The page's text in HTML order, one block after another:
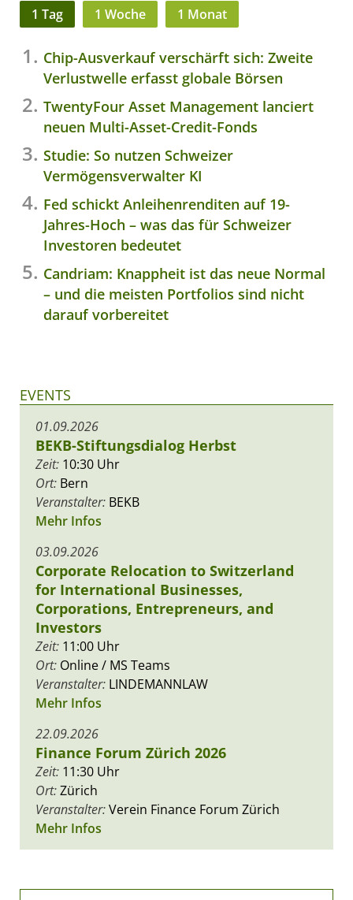
1 Tag 1 Woche 1 Monat
Chip-Ausverkauf verschärft sich: Zweite
Verlustwelle erfasst globale Börsen
TwentyFour Asset Management lanciert
neuen Multi-Asset-Credit-Fonds
Studie: So nutzen Schweizer
Vermögensverwalter KI
Fed schickt Anleihenrenditen auf 19-
Jahres-Hoch – was das für Schweizer
Investoren bedeutet
Candriam: Knappheit ist das neue Normal
– und die meisten Portfolios sind nicht
darauf vorbereitet
EVENTS
01.09.2026
BEKB-Stiftungsdialog Herbst
Zeit: 10:30 Uhr
Ort: Bern
Veranstalter: BEKB
Mehr Infos
03.09.2026
Corporate Relocation to Switzerland
for International Businesses,
Corporations, Entrepreneurs, and
Investors
Zeit: 11:00 Uhr
Ort: Online / MS Teams
Veranstalter: LINDEMANNLAW
Mehr Infos
22.09.2026
Finance Forum Zürich 2026
Zeit: 11:30 Uhr
Ort:Zürich
Veranstalter:Verein Finance Forum Zürich
Mehr Infos